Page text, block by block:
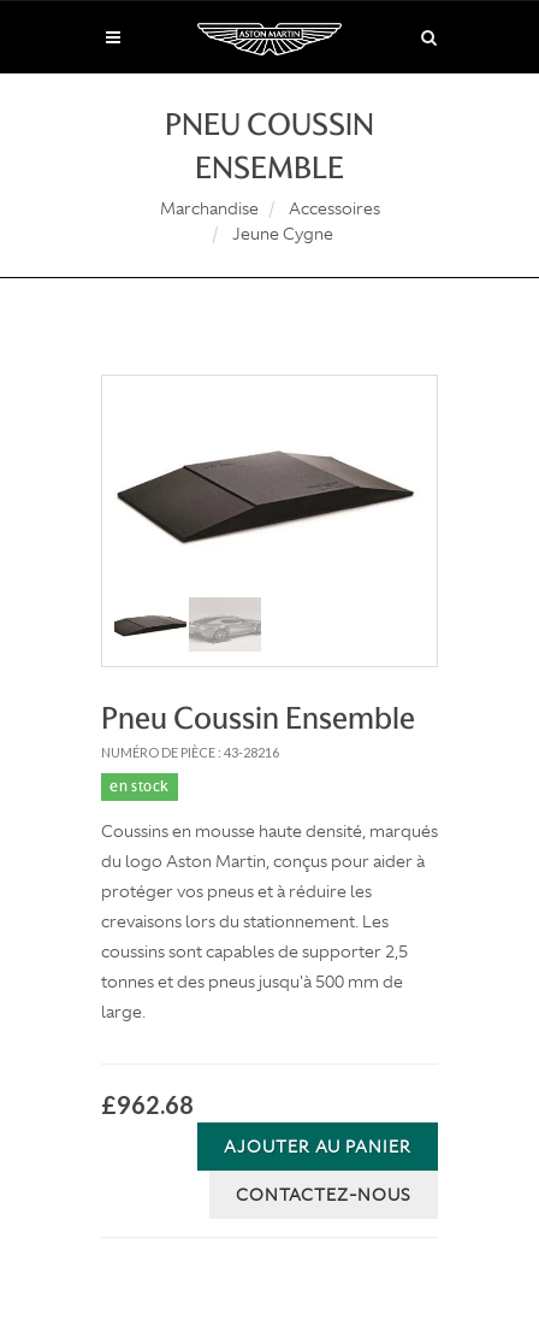
PNEU COUSSIN
ENSEMBLE
Marchandise
Accessoires
Jeune Cygne
Pneu Coussin Ensemble
NUMÉRO DE PIÈCE : 43-28216
en stock
Coussins en mousse haute densité, marqués
du logo Aston Martin, conçus pour aider à
protéger vos pneus et à réduire les
crevaisons lors du stationnement. Les
coussins sont capables de supporter 2,5
tonnes et des pneus jusqu'à 500 mm de
large.
£962.68
AJOUTER AU PANIER
CONTACTEZ-NOUS